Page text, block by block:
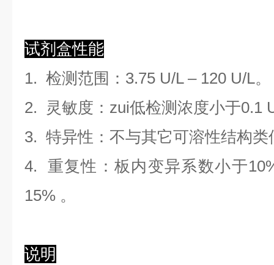
试剂盒性能
1. 检测范围 ： 3.75 U/L –120 U/L。
2. 灵敏度：zui低检测浓度小于0.1
3. 特异性：不与其它可溶性结构类
4. 重复性：板内变异系数小于10
15% 。
说明